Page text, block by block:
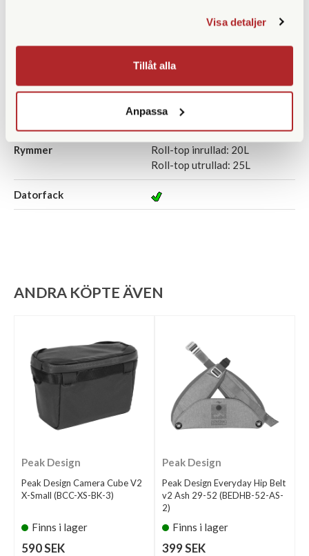
Visa detaljer
Tillåt alla
Anpassa
Innermått (cm)
Roll-top inrullad: 48 x 27,5 x
14.5
x 14,5
Rymmer
Roll-top inrullad: 20L
Roll-top utrullad: 25L
Datorfack
ANDRA KÖPTE ÄVEN
Peak Design
Peak Design Camera Cube V2
X-Small (BCC-XS-BK-3)
Finns i lager
590 SEK
Peak Design
Peak Design Everyday Hip Belt
v2 Ash 29-52 (BEDHB-52-AS-
2)
Finns i lager
399 SEK